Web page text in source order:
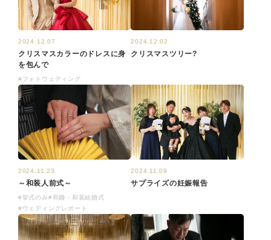
2024.12.07
クリスマスカラーのドレスに身
を包んで
#フォトウェディング
2024.12.02
クリスマスツリー?
2024.11.23
～和装人前式～
#挙式のみ#和婚・和装結婚式
#ウェディングレポート
2024.11.09
サプライズの妊娠報告